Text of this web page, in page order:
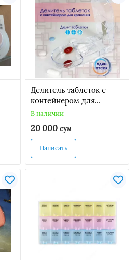
Делитель таблеток с
контейнером для
хранения
В наличии
20 000 сум
Написать